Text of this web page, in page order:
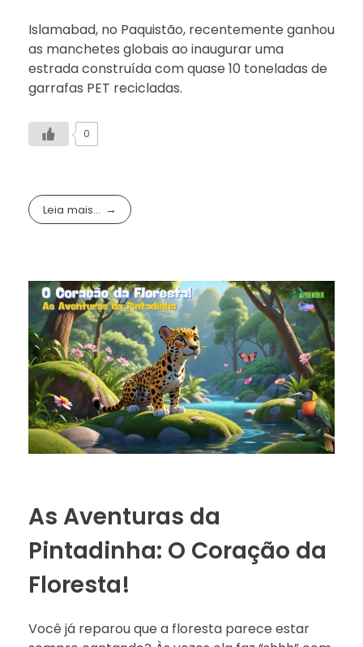
Islamabad, no Paquistão, recentemente ganhou
as manchetes globais ao inaugurar uma
estrada construída com quase 10 toneladas de
garrafas PET recicladas.
0
Leia mais...
As Aventuras da
Pintadinha: O Coração da
Floresta!
Você já reparou que a floresta parece estar